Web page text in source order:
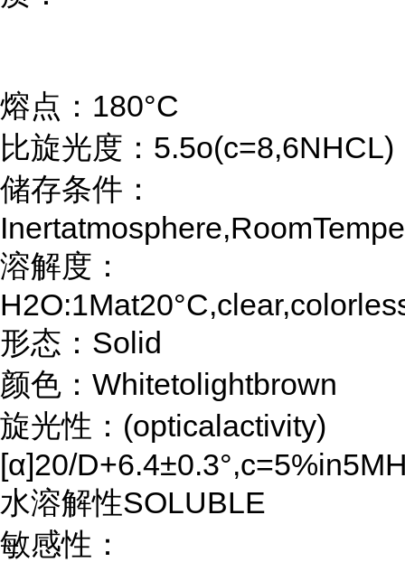
熔点：180°C
比旋光度：5.5o(c=8,6NHCL)
储存条件：
溶解度：
形态：Solid
颜色：Whitetolightbrown
旋光性：(opticalactivity)
[α]20/
水溶解性SOLUBLE
敏感性：